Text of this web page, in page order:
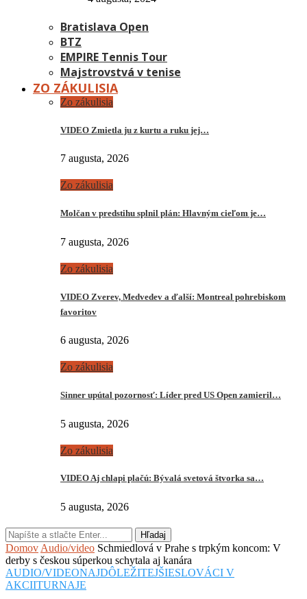
Bratislava Open
BTZ
EMPIRE Tennis Tour
Majstrovstvá v tenise
ZO ZÁKULISIA
Zo zákulisia
VIDEO Zmietla ju z kurtu a ruku jej…
7 augusta, 2026
Zo zákulisia
Molčan v predstihu splnil plán: Hlavným cieľom je…
7 augusta, 2026
Zo zákulisia
VIDEO Zverev, Medvedev a ďalší: Montreal pohrebiskom
favoritov
6 augusta, 2026
Zo zákulisia
Sinner upútal pozornosť: Líder pred US Open zamieril…
5 augusta, 2026
Zo zákulisia
VIDEO Aj chlapi plačú: Bývalá svetová štvorka sa…
5 augusta, 2026
Hľadaj
Domov Audio/video Schmiedlová v Prahe s trpkým koncom: V
derby s českou súperkou schytala aj kanára
AUDIO/VIDEONAJDÔLEŽITEJŠIESLOVÁCI V
AKCIITURNAJE